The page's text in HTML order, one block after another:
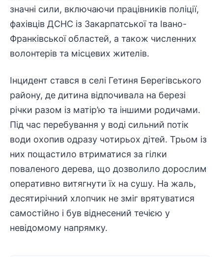
значні сили, включаючи працівників поліції,
фахівців ДСНС із Закарпатської та Івано-
Франківської областей, а також численних
волонтерів та місцевих жителів.
Інцидент стався в селі Гетиня Берегівського
району, де дитина відпочивала на березі
річки разом із матір’ю та іншими родичами.
Під час перебування у воді сильний потік
води охопив одразу чотирьох дітей. Трьом із
них пощастило втриматися за гілки
поваленого дерева, що дозволило дорослим
оперативно витягнути їх на сушу. На жаль,
десятирічний хлопчик не зміг врятуватися
самостійно і був віднесений течією у
невідомому напрямку.